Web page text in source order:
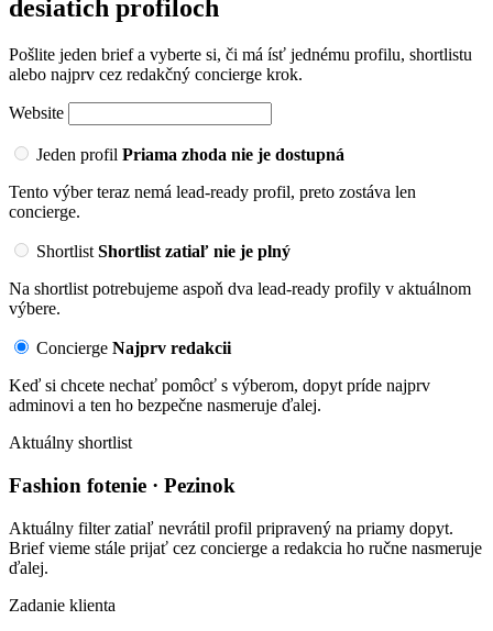
desiatich profiloch
Pošlite jeden brief a vyberte si, či má ísť jednému profilu, shortlistu
alebo najprv cez redakčný concierge krok.
Website
Jeden profil Priama zhoda nie je dostupná
Tento výber teraz nemá lead-ready profil, preto zostáva len
concierge.
Shortlist Shortlist zatiaľ nie je plný
Na shortlist potrebujeme aspoň dva lead-ready profily v aktuálnom
výbere.
Concierge Najprv redakcii
Keď si chcete nechať pomôcť s výberom, dopyt príde najprv
adminovi a ten ho bezpečne nasmeruje ďalej.
Aktuálny shortlist
Fashion fotenie · Pezinok
Aktuálny filter zatiaľ nevrátil profil pripravený na priamy dopyt.
Brief vieme stále prijať cez concierge a redakcia ho ručne nasmeruje
ďalej.
Zadanie klienta